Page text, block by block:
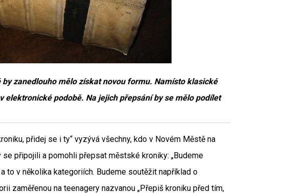
zanedlouho mělo získat novou formu. Namísto klasické
elektronické podobě. Na jejich přepsání by se mělo podílet
přidej se i ty“ vyzývá všechny, kdo v Novém Městě na
připojili a pomohli přepsat městské kroniky: „Budeme
to v několika kategoriích. Budeme soutěžit například o
zaměřenou na teenagery nazvanou „Přepiš kroniku před tím,